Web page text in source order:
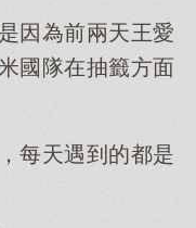
因為前兩天王愛
國隊在抽籤方面
每天遇到的都是